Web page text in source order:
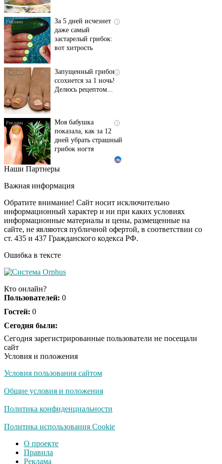
i
За 5 дней исчезнет
даже самый
застарелый грибок:
вот хитрость
i
Запущенный грибок
ссохнется за 1 ночь!
Делюсь рецептом...
i
Моя бабушка
показала, как за 12
дней убрать страшный
грибок ногтя
Этот танец невесты
Пересмотрела 10 раз
i
Ролик длится пару
секунд, но вы будете в
шоке от увиденного
Ролик из Омска: вы
Ржу не переставая, это
не раз
Скрытая камера на
люди вытворяют, когда
Ролик длится
смеяться вы будете
Наши Партнеры
Важная информация
Обратите внимание! Сайт носит исключительно
информационный характер и ни при каких условиях
информационные материалы и цены, размещенные на
сайте, не являются публичной офертой, в соответствии со
ст. 435 и 437 Гражданского кодекса РФ.
Ошибка в тексте
Кто онлайн?
Пользователей: 0
Гостей: 0
Сегодня были:
Сегодня зарегистрированные пользователи не посещали
сайт
Условия и положения
Условия пользования сайтом
Общие условия и положения
Политика конфиденциальности
Политика использования Cookie
О проекте
Правила
Реклама